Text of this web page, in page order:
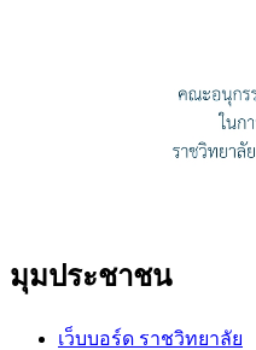
มุมประชาชน
เว็บบอร์ด ราชวิทยาลัย